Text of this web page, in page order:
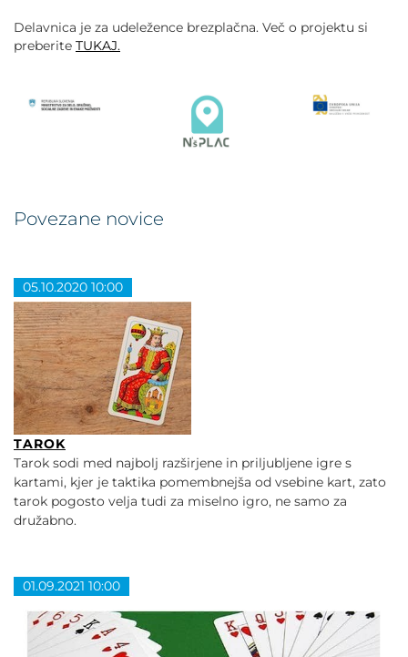
Delavnica je za udeležence brezplačna. Več o projektu si
preberite TUKAJ.
Povezane novice
05.10.2020 10:00
TAROK
Tarok sodi med najbolj razširjene in priljubljene igre s
kartami, kjer je taktika pomembnejša od vsebine kart, zato
tarok pogosto velja tudi za miselno igro, ne samo za
družabno.
01.09.2021 10:00